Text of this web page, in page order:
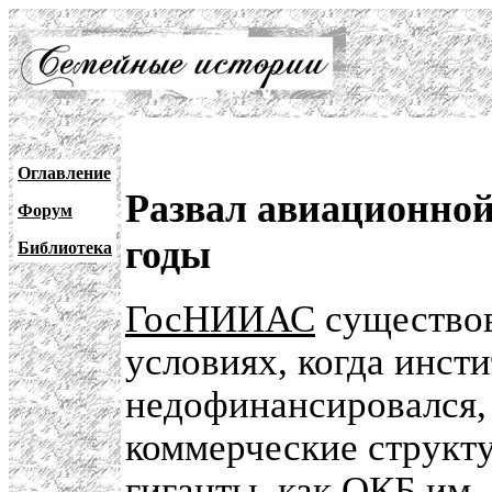
Оглавление
Форум
Библиотека
Развал
годы
ГосНИИАС
условиях, когда
коммерческие